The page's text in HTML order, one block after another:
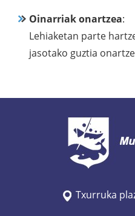
Oinarriak onartzea:
Lehiaketan parte
jasotako guztia
Txurruka